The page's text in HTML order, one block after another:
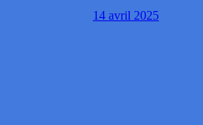
14 avril 2025